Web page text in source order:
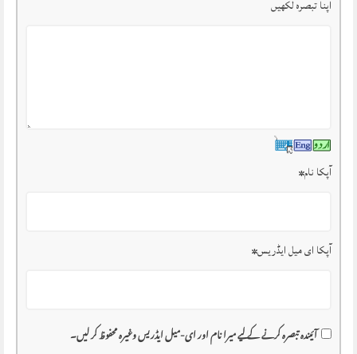
اپنا تبصرہ لکھیں
آپکا نام*
آپکا ای میل ایڈریس*
آئیندہ تبصرہ کرنے کے لیے میرا نام اور ای-میل ایڈریس وغیرہ محفوظ کر لیں۔